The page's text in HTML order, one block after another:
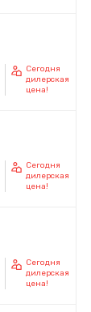
Сегодня
дилерская
цена!
Сегодня
дилерская
цена!
Сегодня
дилерская
цена!